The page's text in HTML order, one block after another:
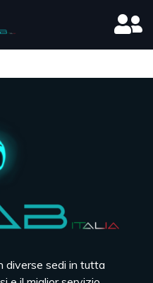
diverse sedi in tutta